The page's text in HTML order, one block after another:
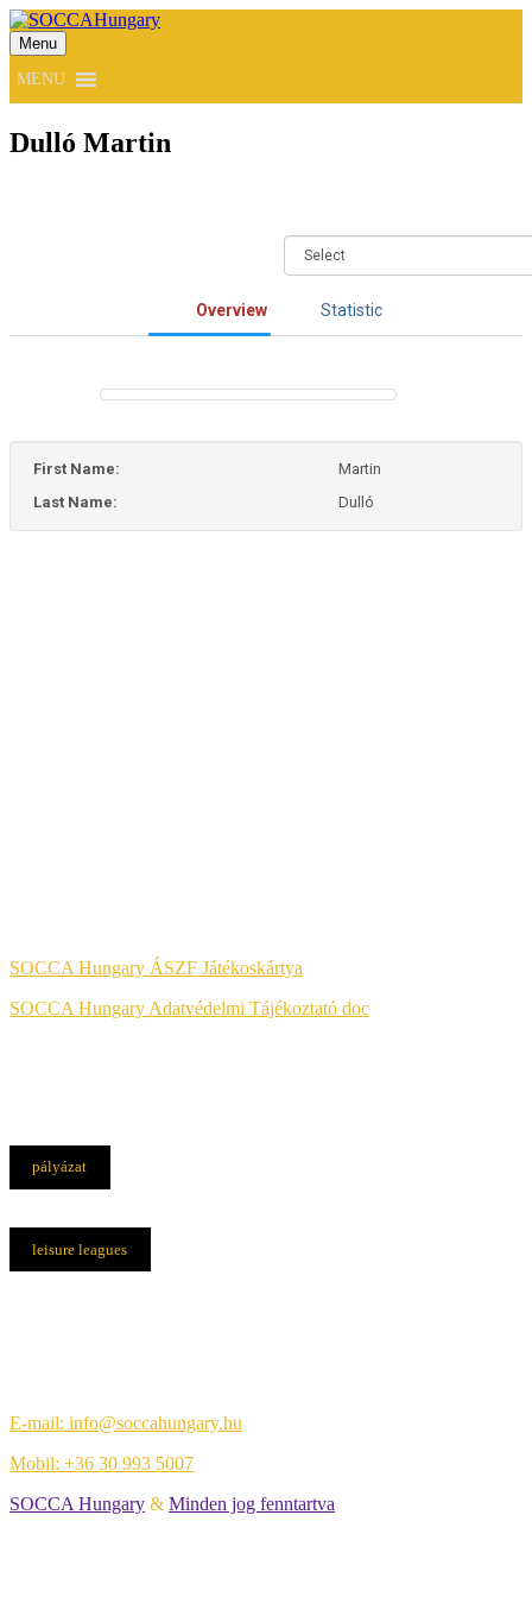
SOCCAHungary
Menu
MENU
Dulló Martin
Overview Statistic
First Name:
Martin
Last Name:
Dulló
SOCCA Hungary ÁSZF Játékoskártya
SOCCA Hungary Adatvédelmi Tájékoztató doc
pályázat
leisure leagues
E-mail: info@soccahungary.hu
Mobil: +36 30 993 5007
SOCCA Hungary & Minden jog fenntartva